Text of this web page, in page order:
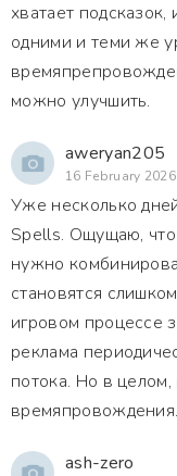
хватает подсказок,
одними и теми же
можно улучшить.
aweryan205
16 February
Уже несколько
Spells. Ощущаю, что
нужно
становятся
игровом процессе
реклама
потока. Но в
времяпровождения.
ash-zero